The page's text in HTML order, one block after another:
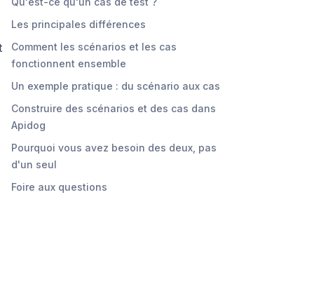
Les principales différences
Comment les scénarios et les cas
fonctionnent ensemble
Un exemple pratique : du scénario aux cas
Construire des scénarios et des cas dans
Apidog
Pourquoi vous avez besoin des deux, pas
d'un seul
Foire aux questions